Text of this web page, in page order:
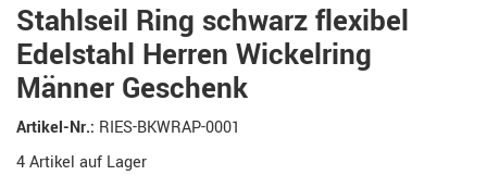
Stahlseil Ring schwarz flexibel
Edelstahl Herren Wickelring
Männer Geschenk
Artikel-Nr.: RIES-BKWRAP-0001
4Artikel